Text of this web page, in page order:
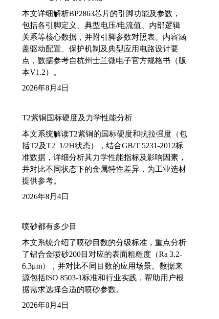
本文详细解析BP2863芯片的引脚功能及参数，
包括各引脚定义、典型电压/电流值、内部逻辑
关系等核心数据，并附引脚参数对照表。内容涵
盖驱动配置、保护机制及典型应用电路设计要
点，数据参考自杭州士兰微电子官方规格书（版
本V1.2）。
2026年8月4日
T2紫铜国标硬度及力学性能分析
本文系统解读T2紫铜的国标硬度和抗拉强度（包
括T2及T2_1/2H状态），结合GB/T 5231-2012标
准数据，详细分析其力学性能指标及影响因素，
并对比不同状态下的金属特性差异，为工业选材
提供参考。
2026年8月4日
喷砂都有多少目
本文系统介绍了喷砂目数的分级标准，重点分析
了铝合金喷砂200目对应的表面粗糙度（Ra 3.2-
6.3μm），并对比不同目数的应用场景。数据来
源包括ISO 8503-1标准和行业实践，帮助用户根
据需求选择合适的喷砂参数。
2026年8月4日